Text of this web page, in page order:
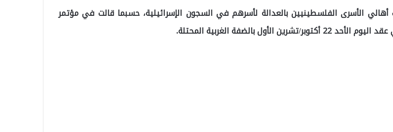
الأسرى الفلسطينيين بالعدالة لأسرهم في السجون الإسرائيلية، حسبما قالت في مؤتمر
22 أكتوبر/تشرين الأول بالضفة الغربية المحتلة.